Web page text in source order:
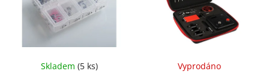
Skladem (5 ks) Vyprodáno